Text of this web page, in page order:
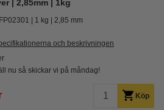
| 2,85mm | 1kg
1 kg 2,85 mm
och beskrivningen
nu så skickar vi på måndag!
Köp